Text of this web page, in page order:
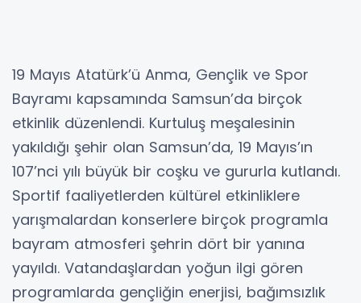
19 Mayıs Atatürk’ü Anma, Gençlik ve Spor
Bayramı kapsamında Samsun’da birçok
etkinlik düzenlendi. Kurtuluş meşalesinin
yakıldığı şehir olan Samsun’da, 19 Mayıs’ın
107’nci yılı büyük bir coşku ve gururla kutlandı.
Sportif faaliyetlerden kültürel etkinliklere
yarışmalardan konserlere birçok programla
bayram atmosferi şehrin dört bir yanına
yayıldı. Vatandaşlardan yoğun ilgi gören
programlarda gençliğin enerjisi, bağımsızlık